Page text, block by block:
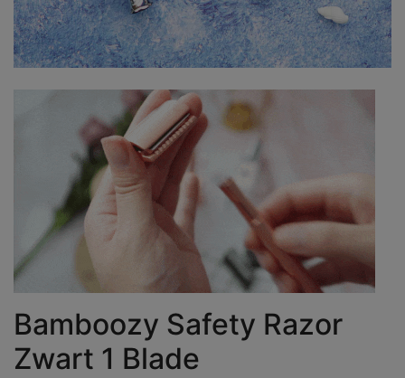
Bamboozy Safety Razor
Zwart 1 Blade